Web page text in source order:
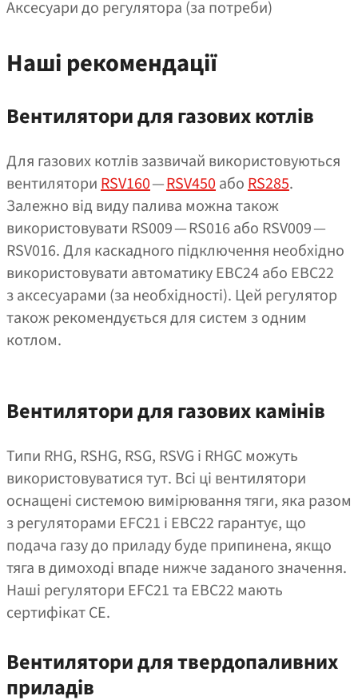
Аксесуари до регулятора (за потреби)
Наші рекомендації
Вентилятори для газових котлів
Для газових котлів зазвичай використовуються
вентиляториRSV160—RSV450абоRS285.
Залежно від виду палива можна також
використовувати RS009 — RS016 або RSV009 —
RSV016. Для каскадного підключення необхідно
використовувати автоматику EBC24 або EBC22
з аксесуарами (за необхідності). Цей регулятор
також рекомендується для систем з одним
котлом.
Вентилятори для газових камінів
Типи RHG, RSHG, RSG, RSVG і RHGC можуть
використовуватися тут. Всі ці вентилятори
оснащені системою вимірювання тяги, яка разом
з регуляторами EFC21 і EBC22 гарантує, що
подача газу до приладу буде припинена, якщо
тяга в димоході впаде нижче заданого значення.
Наші регулятори EFC21 та EBC22 мають
сертифікат CE.
Вентилятори для твердопаливних
приладів